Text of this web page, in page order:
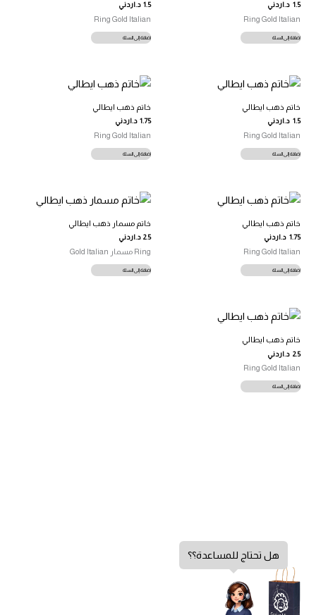
1.5 د.اردني
Ring Gold Italian
إضافة إلى السلة
1.5 د.اردني
Ring Gold Italian
إضافة إلى السلة
خاتم ذهب ايطالي
1.5 د.اردني
Ring Gold Italian
إضافة إلى السلة
خاتم ذهب ايطالي
1.75 د.اردني
Ring Gold Italian
إضافة إلى السلة
خاتم ذهب ايطالي
1.75 د.اردني
Ring Gold Italian
إضافة إلى السلة
خاتم مسمار ذهب ايطالي
2.5 د.اردني
Ring مسمار Gold Italian
إضافة إلى السلة
خاتم ذهب ايطالي
2.5 د.اردني
Ring Gold Italian
إضافة إلى السلة
هل تحتاج للمساعدة؟؟